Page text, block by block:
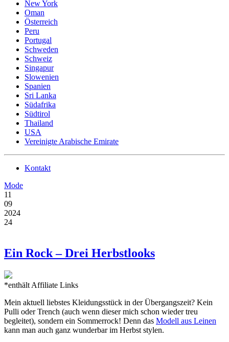
New York
Oman
Österreich
Peru
Portugal
Schweden
Schweiz
Singapur
Slowenien
Spanien
Sri Lanka
Südafrika
Südtirol
Thailand
USA
Vereinigte Arabische Emirate
Kontakt
Mode
11
09
2024
24
Ein Rock – Drei Herbstlooks
*enthält Affiliate Links
Mein aktuell liebstes Kleidungsstück in der Übergangszeit? Kein
Pulli oder Trench (auch wenn dieser mich schon wieder treu
begleitet), sondern ein Sommerrock! Denn das Modell aus Leinen
kann man auch ganz wunderbar im Herbst stylen.